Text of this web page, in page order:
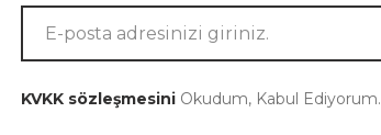
KVKK sözleşmesiniOkudum, Kabul Ediyorum.